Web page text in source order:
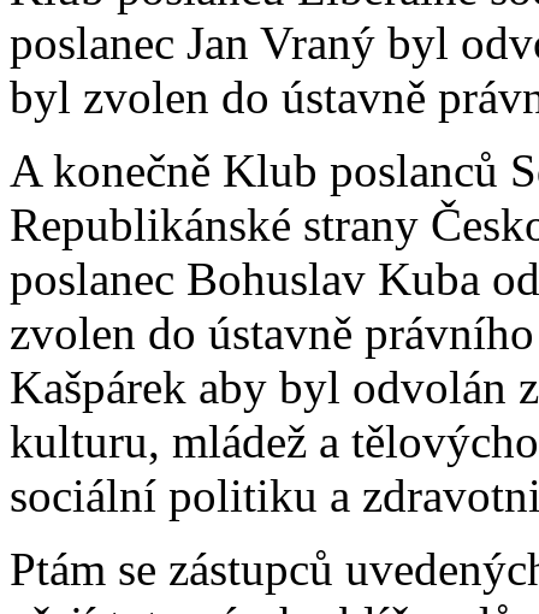
poslanec Jan Vraný byl
byl zvolen do ústavně
A konečně Klub poslanců
Republikánské strany
poslanec Bohuslav Kuba
zvolen do ústavně
Kašpárek aby byl odvolán
kulturu, mládež a
sociální politiku a
Ptám se zástupců